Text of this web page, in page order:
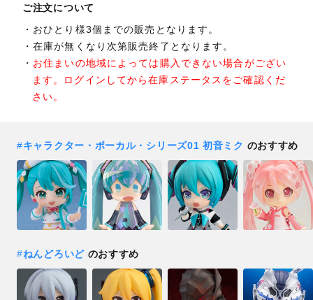
ご注文について
おひとり様3個までの販売となります。
在庫が無くなり次第販売終了となります。
お住まいの地域によっては購入できない場合がござい
ます。ログインしてから在庫ステータスをご確認くだ
さい。
#キャラクター・ボーカル・シリーズ01 初音ミク のおすすめ
#ねんどろいどのおすすめ